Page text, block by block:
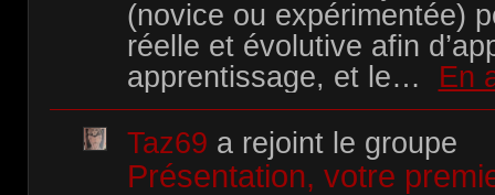
(novice ou expérimentée)
réelle et évolutive afin
apprentissage, et le…
En
Taz69 a rejoint le groupe
Présentation, votre